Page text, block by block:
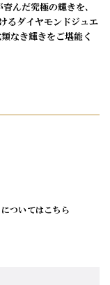
だ究極の輝きを、
るダイヤモンドジュエ
なき輝きをご堪能く
ついてはこちら